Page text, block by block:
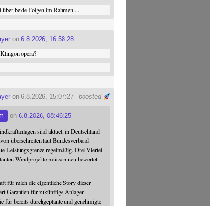
beide Folgen im Rahmen ...
on6.8.2026, 16:58:28
opera?
boosted
on 6.8.2026, 15:07:27
on6.8.2026, 08:46:25
sind aktuell in Deutschland
überschreiten laut Bundesverband
Leistungsgrenze regelmäßig. Drei Viertel
Windprojekte müssen neu bewertet
für mich die eigentliche Story dieser
Garantien für zukünftige Anlagen.
für bereits durchgeplante und genehmigte